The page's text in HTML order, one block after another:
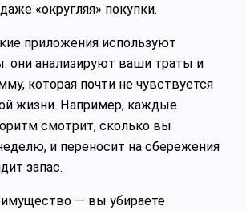
«округляя» покупки.
приложения используют
они анализируют ваши траты и
которая почти не чувствуется
жизни. Например, каждые
смотрит, сколько вы
и переносит на сбережения
запас.
— вы убираете